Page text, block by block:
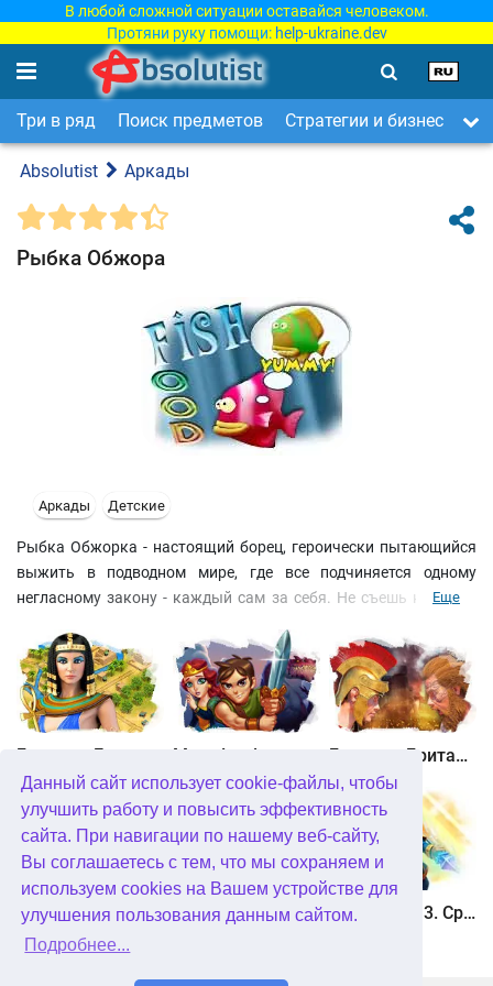
Данный сайт использует cookie-файлы, чтобы
улучшить работу и повысить эффективность
сайта. При навигации по нашему веб-сайту,
Вы соглашаетесь с тем, что мы сохраняем и
используем cookies на Вашем устройстве для
улучшения пользования данным сайтом.
Подробнее...
В любой сложной ситуации оставайся человеком.
Протяни руку помощи: help-ukraine.dev
Три в ряд Поиск предметов Стратегии и бизнес
Absolutist Аркады
Рыбка Обжора
Аркады Детские
Рыбка Обжорка - настоящий борец, героически пытающийся
выжить в подводном мире, где все подчиняется одному
негласному закону - каждый сам за себя. Не съешь кого-то -
подрастешь. Не успел увернуться - `прощай, белый свет`, успел
- получил еще один шанс самому стать акулой и никого не
бояться. Просто и жизенно :) И, к тому же, ярко и динамично!
Вы встретите рыб-мутантов, препятствия в виде бомб и другие
приятные штучки, которые внесут свои коррективы в
прохождение игры. Но тому, чья цель - вершина морской
пищевой цепи, море по колено! Начните свое восхождение
прямо сейчас!
Еще
Maze Lord Битва за Британию. Восстание Каратака
Охота онлайн Птичий переполох 3 Солдатики 3. Средневековье